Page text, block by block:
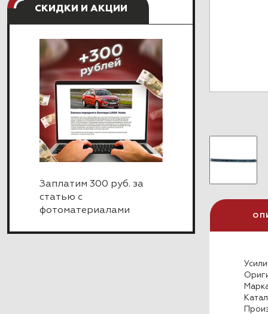
СКИДКИ И АКЦИИ
Заплатим 300 руб. за
статью с
фотоматериалами